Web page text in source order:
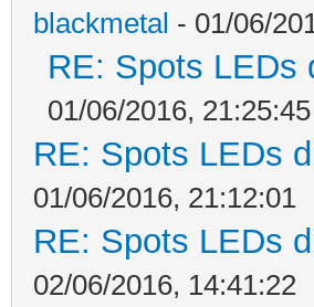
blackmetal - 01/06/
RE: Spots LEDs
01/06/2016, 21:25:45
RE: Spots LEDs
01/06/2016, 21:12:01
RE: Spots LEDs
02/06/2016, 14:41:22